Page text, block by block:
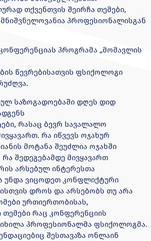
თქვენთვის შეირჩა თემები,
პროფესიონალისგან
პროგრამა „მომავლის
წევრებისათვის ფსიქოლოგი
საზოგადოებაში დღეს დიდ
რასაც ბევრ სავალალო
რა იწვევს ოჯახურ
მოტანა შეუძლია ოჯახში
შედეგებამდე მივყავართ
არსებულ ინტერესთა
უნდა ვიცოდეთ კონფლიქტური
დროს და არსებობს თუ არა
ურთიერთობისას,
თემები რაც კონფერენციის
პროფესიონალმა ფსიქოლოგმა.
შესთავაზა ონლაინ